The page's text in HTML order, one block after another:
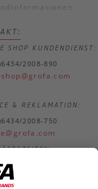
SHOP KUNDENDIENST:
2008-890
& REKLAMATION:
2008-750
8.30-18.00 Uhr